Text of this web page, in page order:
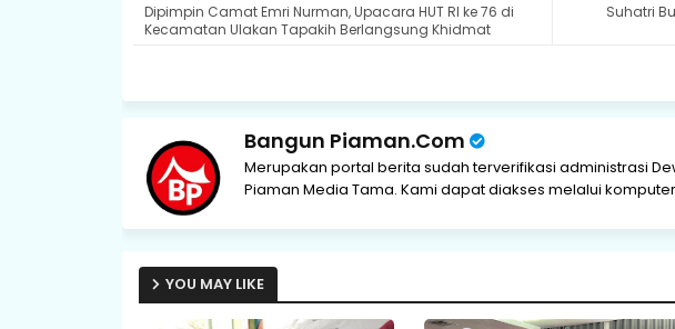
Suhatri
Dipimpin Camat Emri Nurman, Upacara HUT RI ke 76 di
Kecamatan Ulakan Tapakih Berlangsung Khidmat
Bangun Piaman.Com
Merupakan portal berita sudah terverifikasi administrasi
Piaman Media Tama. Kami dapat diakses melalui
YOU MAY LIKE